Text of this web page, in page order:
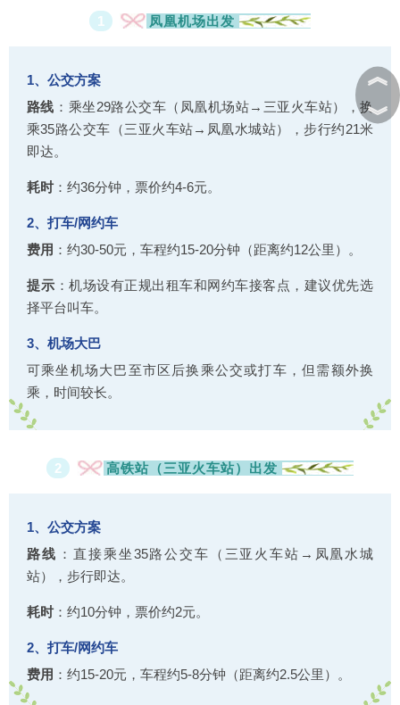
1 凤凰机场出发
1、公交方案‌
路线 ‌：乘坐29路公交车（凤凰机场站→三亚火车站），换
乘35路公交车（三亚火车站→凤凰水城站），步行约21米
即达‌。
耗时‌：约36分钟，票价约4-6元。
2、打车/网约车‌
费用‌ ：约30-50元，车程约15-20分钟（距离约12公里）。
提示‌ ：机场设有正规出租车和网约车接客点，建议优先选
择平台叫车。
3、机场大巴‌
可乘坐机场大巴至市区后换乘公交或打车，但需额外换
乘，时间较长。
2 高铁站（三亚火车站）出发
1、公交方案‌
路线 ‌：直接乘坐35路公交车（三亚火车站→凤凰水城
站），步行即达‌。
耗时‌：约10分钟，票价约2元。
2、打车/网约车‌
费用 ‌：约15-20元，车程约5-8分钟（距离约2.5公里）。
︽
︾